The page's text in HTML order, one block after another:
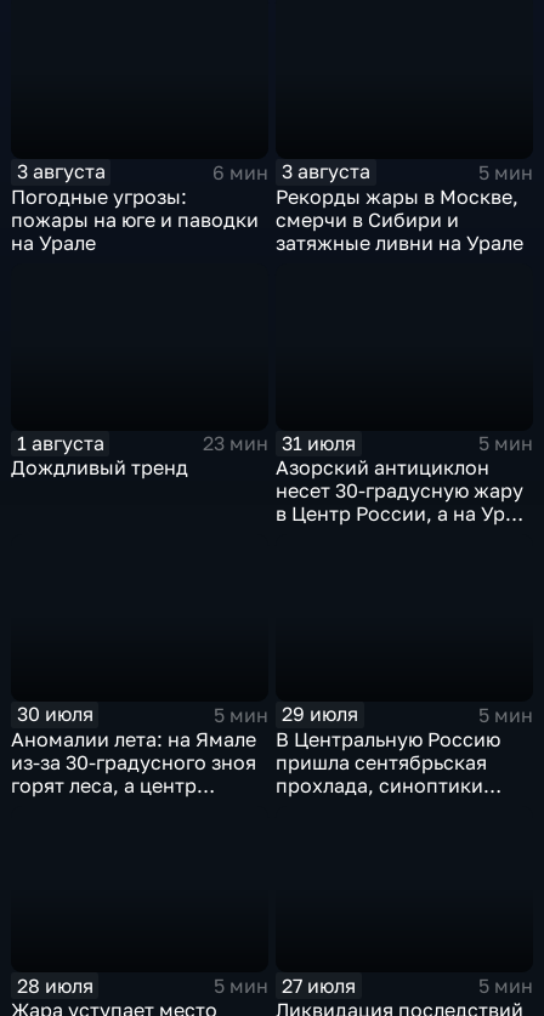
3 августа
6 мин
Погодные угрозы:
пожары на юге и паводки
на Урале
3 августа
5 мин
Рекорды жары в Москве,
смерчи в Сибири и
затяжные ливни на Урале
1 августа
23 мин
Дождливый тренд
31 июля
5 мин
Азорский антициклон
несет 30-градусную жару
в Центр России, а на Урал
30 июля
5 мин
Аномалии лета: на Ямале
из-за 30-градусного зноя
горят леса, а центр
29 июля
5 мин
В Центральную Россию
пришла сентябрьская
прохлада, синоптики
28 июля
5 мин
Жара уступает место
27 июля
5 мин
Ликвидация последствий